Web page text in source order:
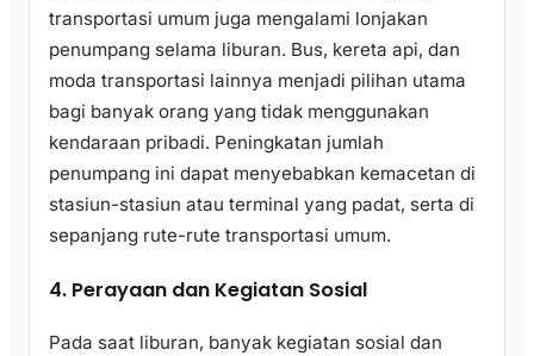
transportasi umum juga mengalami lonjakan
penumpang selama liburan. Bus, kereta api, dan
moda transportasi lainnya menjadi pilihan utama
bagi banyak orang yang tidak menggunakan
kendaraan pribadi. Peningkatan jumlah
penumpang ini dapat menyebabkan kemacetan di
stasiun-stasiun atau terminal yang padat, serta di
sepanjang rute-rute transportasi umum.
4. Perayaan dan Kegiatan Sosial
Pada saat liburan, banyak kegiatan sosial dan